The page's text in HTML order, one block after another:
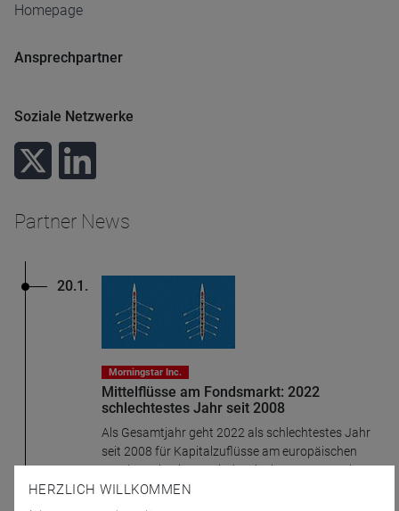
Homepage
Ansprechpartner
Soziale Netzwerke
Partner News
20.1.
Morningstar Inc.
Mittelflüsse am Fondsmarkt: 2022
schlechtestes Jahr seit 2008
Als Gesamtjahr geht 2022 als schlechtestes Jahr
seit 2008 für Kapitalzuflüsse am europäischen
Fondsmarkt ein. Zumindest im letzten Quartal...
Mehr
HERZLICH WILLKOMMEN